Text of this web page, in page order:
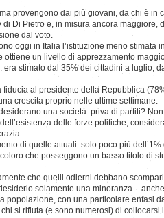
provengono dai più giovani, da chi è in
di Di Pietro e, in misura ancora maggiore,
dal voto.
oggi in Italia l’istituzione meno stimata
ottiene un livello di apprezzamento
stimato dal 35% dei cittadini a luglio,
al presidente della Repubblica
crescita proprio nelle ultime settimane.
una società priva di partiti?
delle forze politiche,
di quelle attuali: solo poco più dell’1%
che posseggono un basso titolo di
che quelli odierni debbano
solamente una minoranza –
popolazione, con una particolare enfasi
si rifiuta (e sono numerosi) di collocarsi